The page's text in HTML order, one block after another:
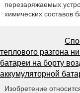
перезаряжаемых
химических составов
теплового разгона
батареи на борту
аккумуляторной
Изобретение